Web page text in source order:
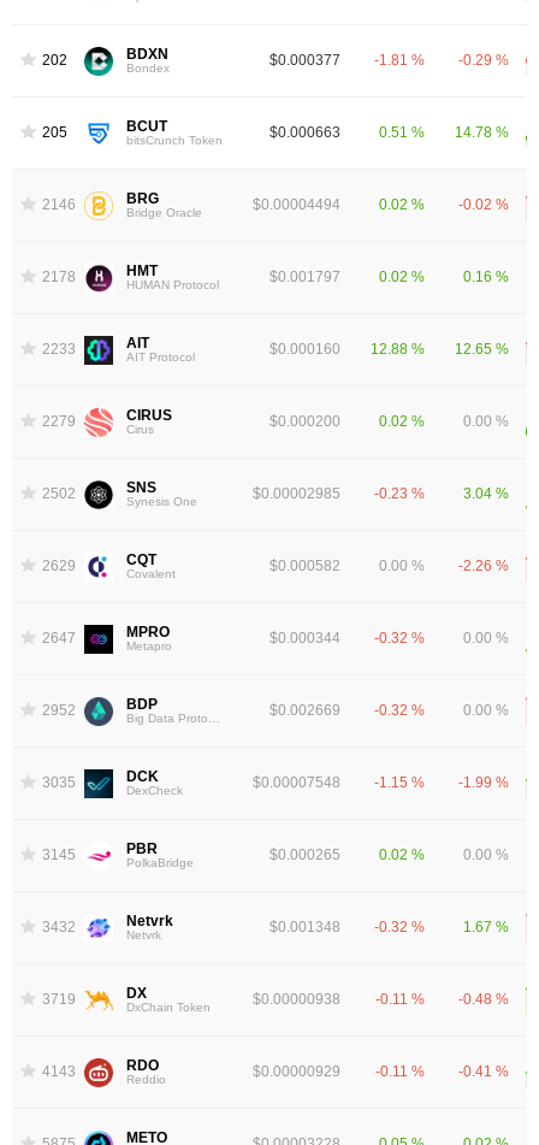
2023 BDXN
Bondex $0.000377 -1.81 % -0.29 %
2056 BCUT
bitsCrunch Token $0.000663 0.51 % 14.78 %
2146 BRG
Bridge Oracle $0.00004494 0.02 % -0.02 %
2178 HMT
HUMAN Protocol $0.001797 0.02 % 0.16 %
2233 AIT
AIT Protocol $0.000160 12.88 % 12.65 %
2279 CIRUS
Cirus $0.000200 0.02 % 0.00 %
2502 SNS
Synesis One $0.00002985 -0.23 % 3.04 %
2629 CQT
Covalent $0.000582 0.00 % -2.26 %
2647 MPRO
Metapro $0.000344 -0.32 % 0.00 %
2952 BDP $0.002669 -0.32 % 0.00 %
3035 DCK
DexCheck $0.00007548 -1.15 % -1.99 %
3145 PBR
PolkaBridge $0.000265 0.02 % 0.00 %
3432 Netvrk
Netvrk $0.001348 -0.32 % 1.67 %
3719 DX
DxChain Token $0.00000938 -0.11 % -0.48 %
4143 RDO
Reddio $0.00000929 -0.11 % -0.41 %
METO